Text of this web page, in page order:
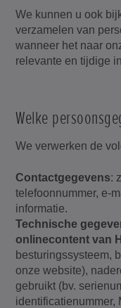
We kunnen u ook
verzamelen van
wanneer het naar
relevante en tijdige
Welke
We verwerken de
Contactgegevens:
telefoonnummer, e-
informatie.
Technische
onlinecontent van
besturingssysteem,
onze website),
gebruikt (bv.
identificatienummer,